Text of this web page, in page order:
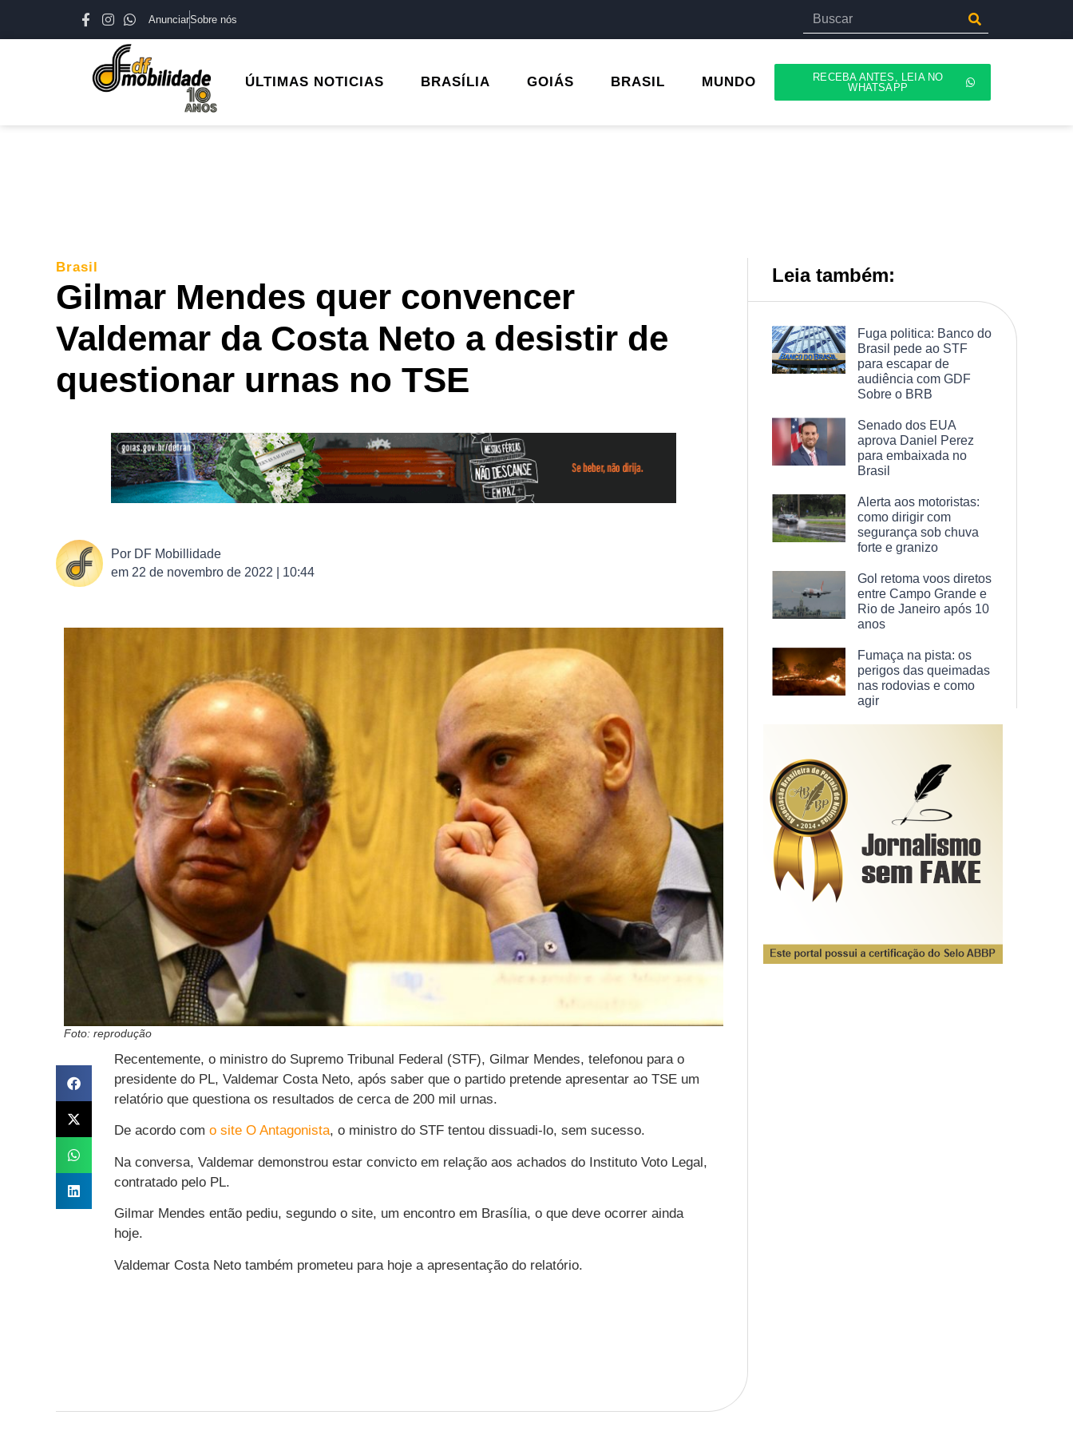
AnunciarSobre nós
ÚLTIMAS NOTICIAS BRASÍLIA GOIÁS BRASIL MUNDO
RECEBA ANTES, LEIA NO
WHATSAPP
Brasil
Gilmar Mendes quer convencer
Valdemar da Costa Neto a desistir de
questionar urnas no TSE
Por DF Mobillidade
em 22 de novembro de 2022 | 10:44
Foto: reprodução
Recentemente, o ministro do Supremo Tribunal Federal (STF), Gilmar Mendes, telefonou para o
presidente do PL, Valdemar Costa Neto, após saber que o partido pretende apresentar ao TSE um
relatório que questiona os resultados de cerca de 200 mil urnas.
De acordo com o site O Antagonista, o ministro do STF tentou dissuadi-lo, sem sucesso.
Na conversa, Valdemar demonstrou estar convicto em relação aos achados do Instituto Voto Legal,
contratado pelo PL.
Gilmar Mendes então pediu, segundo o site, um encontro em Brasília, o que deve ocorrer ainda
hoje.
Valdemar Costa Neto também prometeu para hoje a apresentação do relatório.
Leia também:
Fuga politica: Banco do
Brasil pede ao STF
para escapar de
audiência com GDF
Sobre o BRB
Senado dos EUA
aprova Daniel Perez
para embaixada no
Brasil
Alerta aos motoristas:
como dirigir com
segurança sob chuva
forte e granizo
Gol retoma voos diretos
entre Campo Grande e
Rio de Janeiro após 10
anos
Fumaça na pista: os
perigos das queimadas
nas rodovias e como
agir